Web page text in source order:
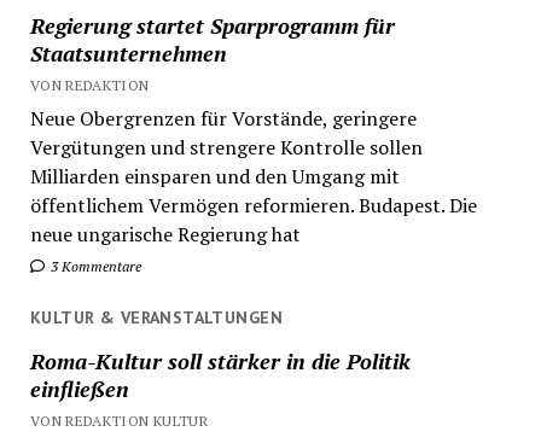
Regierung startet Sparprogramm für
Staatsunternehmen
VON REDAKTION
Neue Obergrenzen für Vorstände, geringere
Vergütungen und strengere Kontrolle sollen
Milliarden einsparen und den Umgang mit
öffentlichem Vermögen reformieren. Budapest. Die
neue ungarische Regierung hat
3 Kommentare
KULTUR & VERANSTALTUNGEN
Roma-Kultur soll stärker in die Politik
einfließen
VON REDAKTION KULTUR